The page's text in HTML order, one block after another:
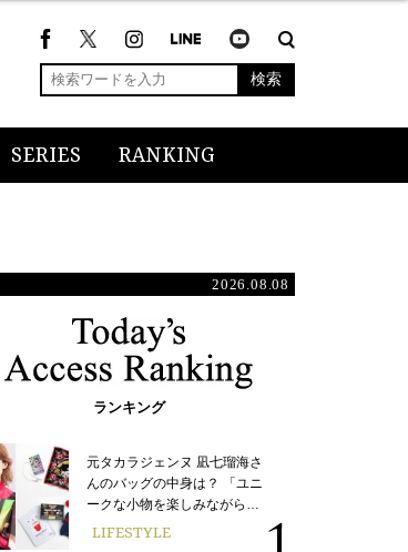
検索
SERIES RANKING
2026.08.08
ランキング
元タカラジェンヌ 凪七瑠海さ
んのバッグの中身は？ 「ユニ
ークな小物を楽しみながら…
LIFESTYLE